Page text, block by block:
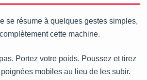
se résume à quelques gestes simples,
cette machine.
Portez votre poids. Poussez et tirez
mobiles au lieu de les subir.